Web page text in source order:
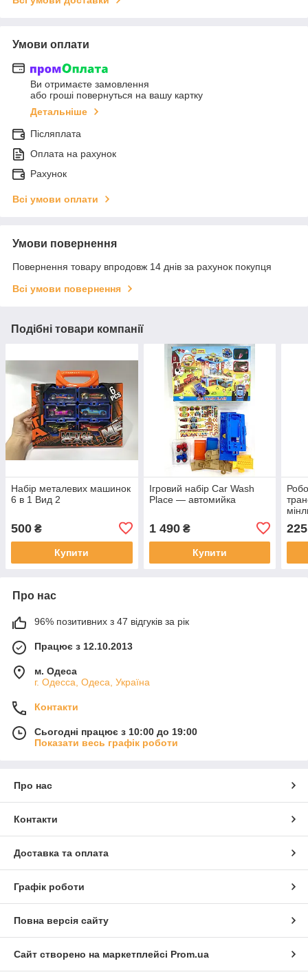
Умови оплати
Ви отримаєте замовлення
або гроші повернуться на вашу картку
Детальніше
Післяплата
Оплата на рахунок
Рахунок
Всі умови оплати
Умови повернення
Повернення товару впродовж 14 днів за рахунок покупця
Всі умови повернення
Подібні товари компанії
Набір металевих машинок
6 в 1 Вид 2
500 ₴
Купити
Ігровий набір Car Wash
Place — автомийка
1 490₴
Купити
225
Про нас
96% позитивних з 47 відгуків за рік
Працює з 12.10.2013
м. Одеса
г. Одесса, Одеса, Україна
Контакти
Сьогодні працює з 10:00 до 19:00
Показати весь графік роботи
Про нас
Контакти
Доставка та оплата
Графік роботи
Повна версія сайту
Сайт створено на маркетплейсі Prom.ua